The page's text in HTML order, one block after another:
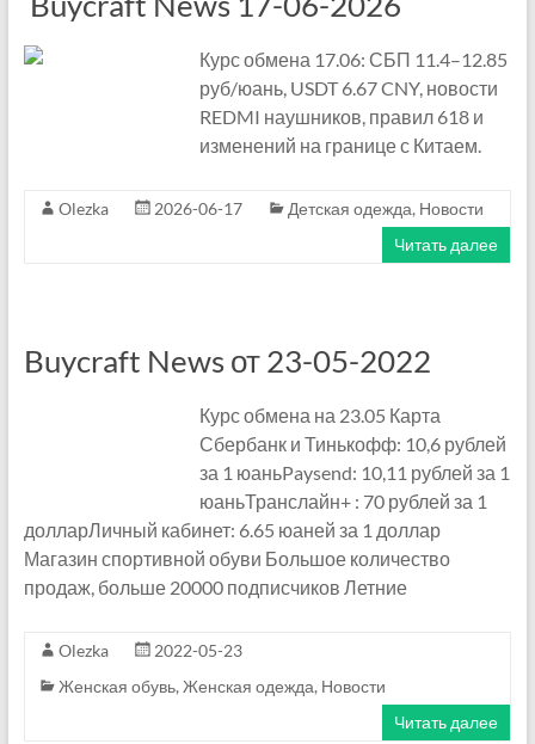
п
о
п
в
К
а
е
T
a
Курс обмена 17.06: СБП 11.4–12.85
руб/юань, USDT 6.67 CNY, новости
REDMI наушников, правил 618 и
изменений на границе с Китаем.
Olezka 2026-06-17 Детская одежда, Новости
Читать далее
Buycraft News от 23-05-2022
Курс обмена на 23.05 Карта
Сбербанк и Тинькофф: 10,6 рублей
за 1 юаньPaysend: 10,11 рублей за 1
юаньТранслайн+ : 70 рублей за 1
долларЛичный кабинет: 6.65 юаней за 1 доллар
Магазин спортивной обуви Большое количество
продаж, больше 20000 подписчиков Летние
Olezka
2022-05-23
Женская обувь, Женская одежда, Новости
Читать далее